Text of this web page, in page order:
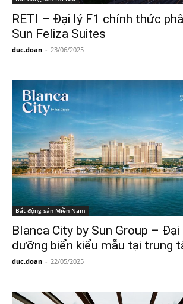
RETI – Đại lý F1 chính thức
Sun Feliza Suites
duc.doan - 23/06/2025
Bất động sản Miền Nam
Blanca City by Sun Group –
dưỡng biển kiểu mẫu tại trung
duc.doan - 22/05/2025